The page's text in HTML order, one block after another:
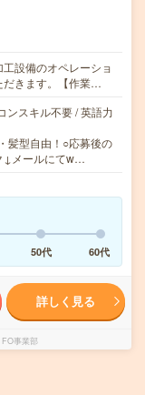
設備のオペレーショ
だきます。【作業…
ンスキル不要 / 英語力
髪型自由！○応募後の
↓メールにてw…
50代 60代
詳しく見る
事業部